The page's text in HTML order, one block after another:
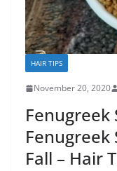
HAIR TIPS
November 20, 2020
Fenugreek
Fenugreek
Fall – Hair